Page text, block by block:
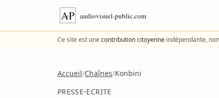
Aller au contenu
Ce site est unecontribution citoyenne indépendante,
Accueil/Chaînes/Konbini
PRESSE-ECRITE